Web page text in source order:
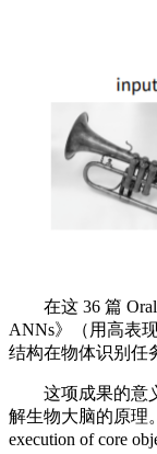
在这 36 篇 Oral
ANNs》（用高表
结构在物体识别任
这项成果的意义
解生物大脑的原理
execution of core